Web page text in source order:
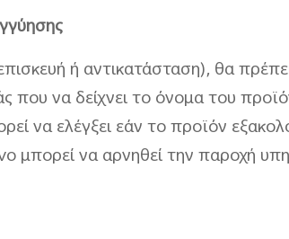
ή αντικατάσταση), θα
που να δείχνει το όνομα του
να ελέγξει εάν το προϊόν
μπορεί να αρνηθεί την παροχή